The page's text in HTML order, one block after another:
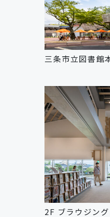
三条市立図書館
2F ブラウジン